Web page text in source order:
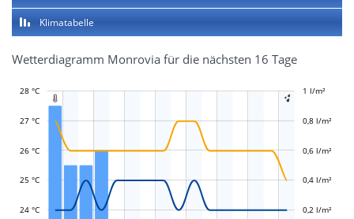
Klimatabelle
Wetterdiagramm Monrovia für die nächsten 16 Tage
 
24 °C
25 °C
26 °C
28 °C
27 °C
-0,4 l/m²
-0,2 l/m²
0,2 l/m²
0,4 l/m²
0,6 l/m²
0,8 l/m²
1 l/m²
1,2 l/m²